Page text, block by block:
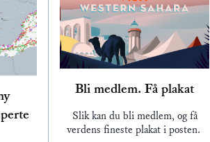
Bli medlem. Få plakat
Slik kan du bli medlem, og få
verdens fineste plakat i posten.